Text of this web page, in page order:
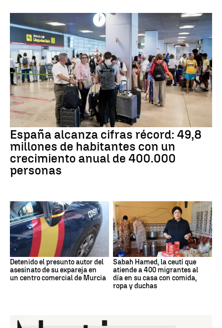
España alcanza cifras récord: 49,8
millones de habitantes con un
crecimiento anual de 400.000
personas
Detenido el presunto autor del
asesinato de su expareja en
un centro comercial de Murcia
Sabah Hamed, la ceutí que
atiende a 400 migrantes al
día en su casa con comida,
ropa y duchas